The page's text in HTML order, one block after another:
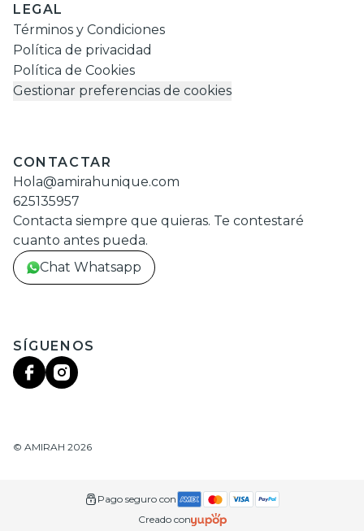
LEGAL
Términos y Condiciones
Política de privacidad
Política de Cookies
Gestionar preferencias de cookies
CONTACTAR
Hola@amirahunique.com
625135957
Contacta siempre que quieras. Te contestaré
cuanto antes pueda.
Chat Whatsapp
SÍGUENOS
© AMIRAH 2026
Pago seguro con
Creado con